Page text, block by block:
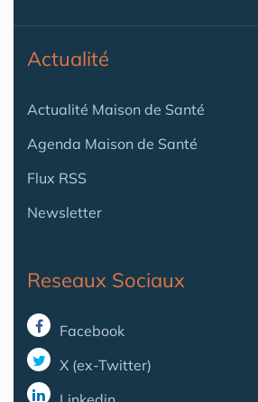
Actualité
Actualité Maison de Santé
Agenda Maison de Santé
Flux RSS
Newsletter
Reseaux Sociaux
Facebook
X (ex-Twitter)